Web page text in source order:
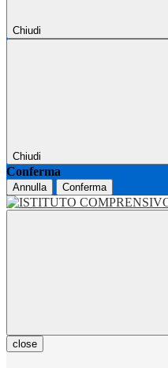
Chiudi
Chiudi
Conferma
Annulla Conferma
close